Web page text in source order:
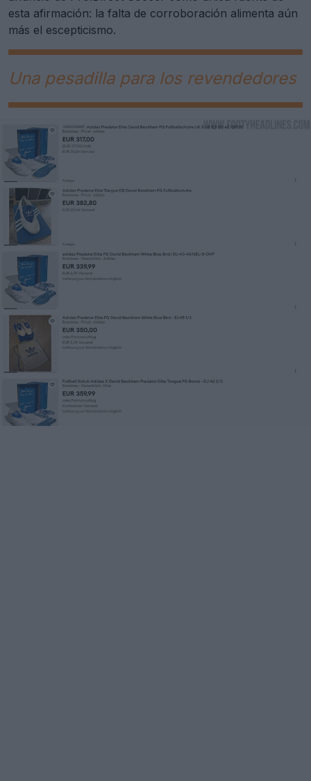
esta afirmación: la falta de corroboración alimenta aún
más el escepticismo.
Una pesadilla para los revendedores